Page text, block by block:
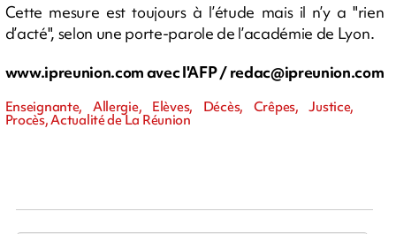
Cette mesure est toujours à l’étude mais il n’y a "rien
d’acté", selon une porte-parole de l’académie de Lyon.
www.ipreunion.com avec l'AFP /redac@ipreunion.com
Enseignante, Allergie, Elèves, Décès, Crêpes, Justice,
Procès, Actualité de La Réunion